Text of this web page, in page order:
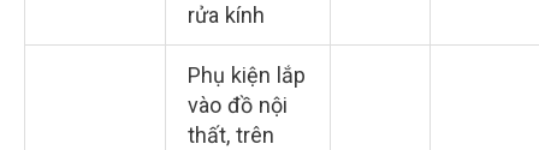
rửa kính
Phụ kiện lắp
vào đồ nội
thất, trên